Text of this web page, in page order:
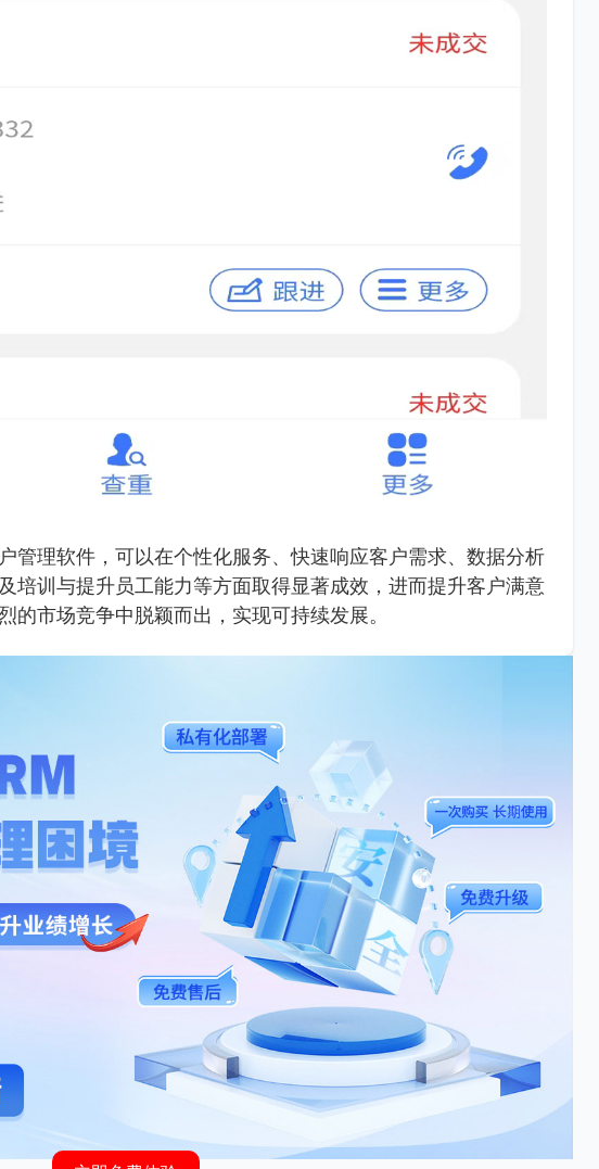
管理软件，可以在个性化服务、快速响应客户需求、数据分析
培训与提升员工能力等方面取得显著成效，进而提升客户满意
的市场竞争中脱颖而出，实现可持续发展。